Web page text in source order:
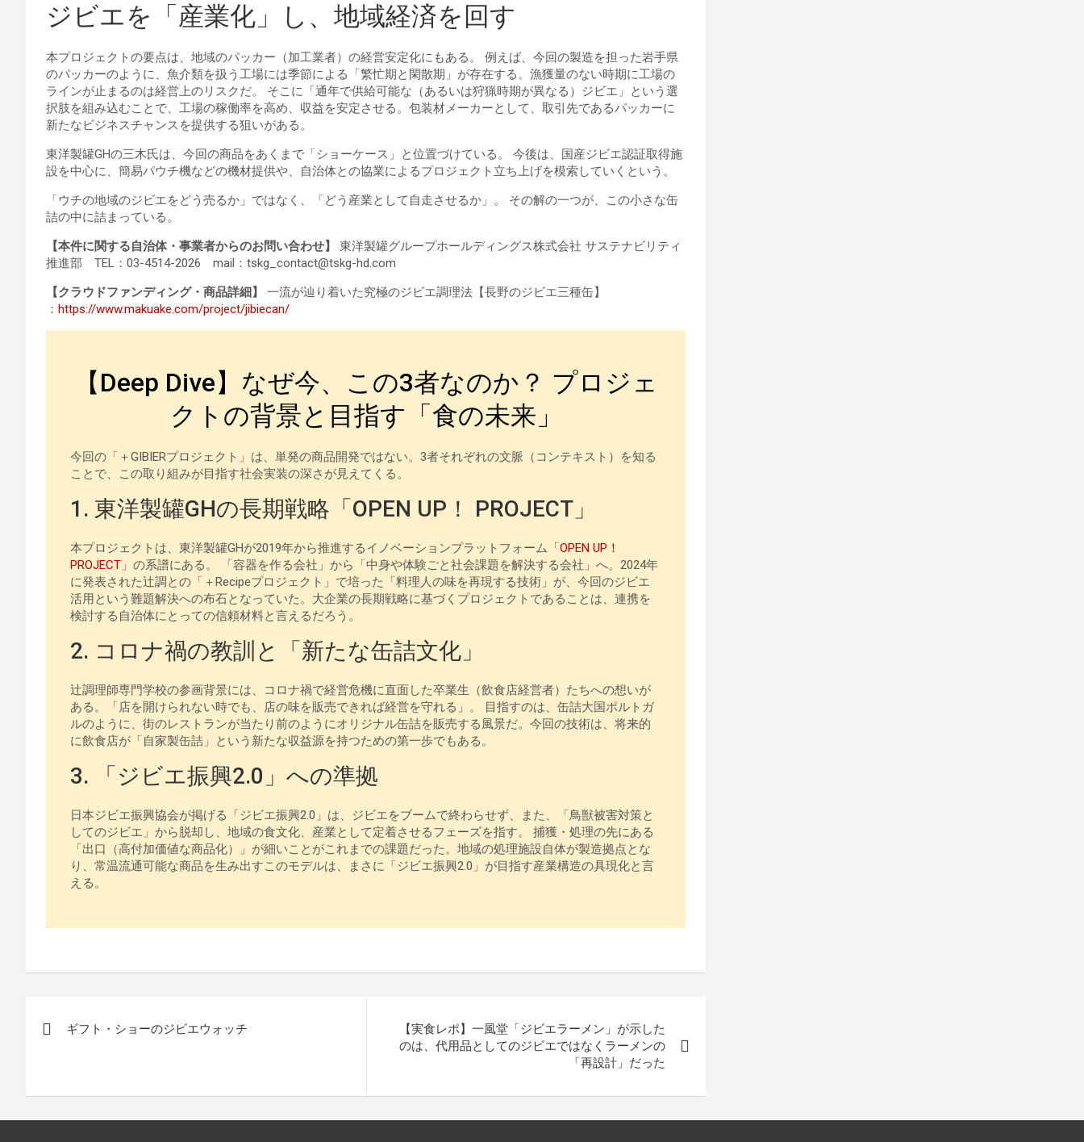
ジビエを「産業化」し、地域経済を回す
本プロジェクトの要点は、地域のパッカー（加工業者）の経営安定化にもある。 例えば、今回の製造を担った岩手県
のパッカーのように、魚介類を扱う工場には季節による「繁忙期と閑散期」が存在する。漁獲量のない時期に工場の
ラインが止まるのは経営上のリスクだ。 そこに「通年で供給可能な（あるいは狩猟時期が異なる）ジビエ」という選
択肢を組み込むことで、工場の稼働率を高め、収益を安定させる。包装材メーカーとして、取引先であるパッカーに
新たなビジネスチャンスを提供する狙いがある。
東洋製罐GHの三木氏は、今回の商品をあくまで「ショーケース」と位置づけている。 今後は、国産ジビエ認証取得施
設を中心に、簡易パウチ機などの機材提供や、自治体との協業によるプロジェクト立ち上げを模索していくという。
「ウチの地域のジビエをどう売るか」ではなく、「どう産業として自走させるか」。 その解の一つが、この小さな缶
詰の中に詰まっている。
【本件に関する自治体・事業者からのお問い合わせ】
東洋製罐グループホールディングス株式会社 サステナビリティ
推進部 TEL：03-4514-2026 mail：tskg_contact@tskg-hd.com
【クラウドファンディング・商品詳細】
一流が辿り着いた究極のジビエ調理法【長野のジビエ三種缶】
： https://www.makuake.com/project/jibiecan/
【Deep Dive】なぜ今、この3者なのか？ プロジェ
クトの背景と目指す「食の未来」
今回の「＋GIBIERプロジェクト」は、単発の商品開発ではない。3者それぞれの文脈（コンテキスト）を知る
ことで、この取り組みが目指す社会実装の深さが見えてくる。
1. 東洋製罐GHの長期戦略「OPEN UP！ PROJECT」
本プロジェクトは、東洋製罐GHが2019年から推進するイノベーションプラットフォーム「OPEN UP！
PROJECT 」の系譜にある。 「容器を作る会社」から「中身や体験ごと社会課題を解決する会社」へ。2024年
に発表された辻調との「＋Recipeプロジェクト」で培った「料理人の味を再現する技術」が、今回のジビエ
活用という難題解決への布石となっていた。大企業の長期戦略に基づくプロジェクトであることは、連携を
検討する自治体にとっての信頼材料と言えるだろう。
2. コロナ禍の教訓と「新たな缶詰文化」
辻調理師専門学校の参画背景には、コロナ禍で経営危機に直面した卒業生（飲食店経営者）たちへの想いが
ある。「店を開けられない時でも、店の味を販売できれば経営を守れる」。 目指すのは、缶詰大国ポルトガ
ルのように、街のレストランが当たり前のようにオリジナル缶詰を販売する風景だ。今回の技術は、将来的
に飲食店が「自家製缶詰」という新たな収益源を持つための第一歩でもある。
3. 「ジビエ振興2.0」への準拠
日本ジビエ振興協会が掲げる「ジビエ振興2.0」は、ジビエをブームで終わらせず、また、「鳥獣被害対策と
してのジビエ」から脱却し、地域の食文化、産業として定着させるフェーズを指す。 捕獲・処理の先にある
「出口（高付加価値な商品化）」が細いことがこれまでの課題だった。地域の処理施設自体が製造拠点とな
り、常温流通可能な商品を生み出すこのモデルは、まさに「ジビエ振興2.0」が目指す産業構造の具現化と言
える。
稿
ギフト・ショーのジビエウォッチ
【実食レポ】一風堂「ジビエラーメン」が示した
のは、代用品としてのジビエではなくラーメンの
「再設計」だった